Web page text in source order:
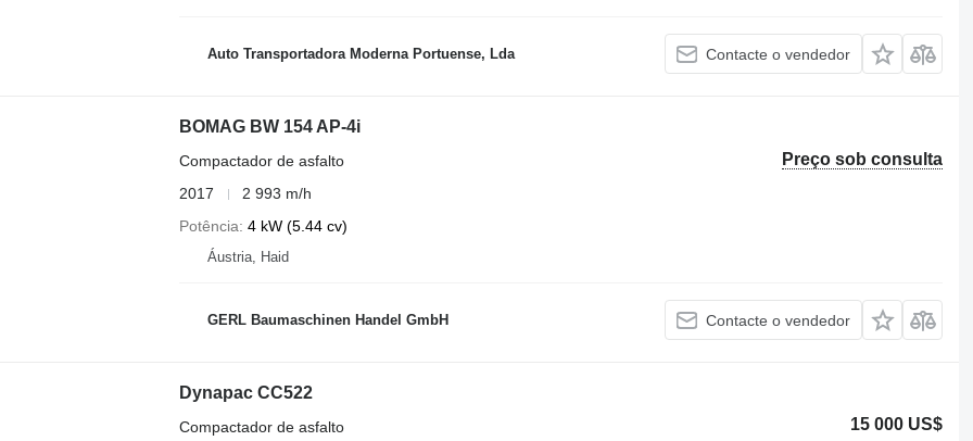
Auto Transportadora Moderna Portuense, Lda Contacte o vendedor
BOMAG BW 154 AP-4i
Preço sob consulta
Compactador de asfalto
2017
2 993 m/h
Potência 4 kW (5.44 cv)
Áustria, Haid
GERL Baumaschinen Handel GmbH Contacte o vendedor
Dynapac CC522
15 000 US$
Compactador de asfalto